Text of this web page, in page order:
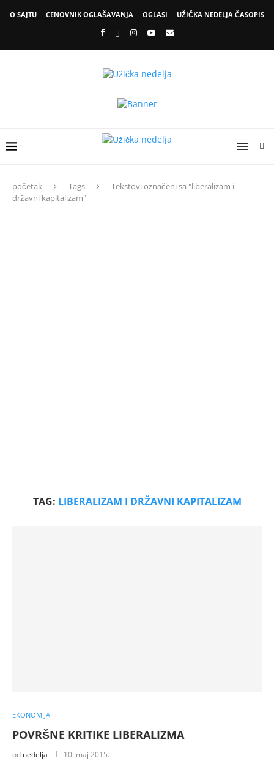
O SAJTU CENOVNIK OGLAŠAVANJA OGLASI UŽIČKA NEDELJA ČASOPIS
početak Tags
Tekstovi označeni sa "liberalizam i
državni kapitalizam"
TAG: LIBERALIZAM I DRŽAVNI KAPITALIZAM
EKONOMIJA
POVRŠNE KRITIKE LIBERALIZMA
od nedelja 10. maj 2015.